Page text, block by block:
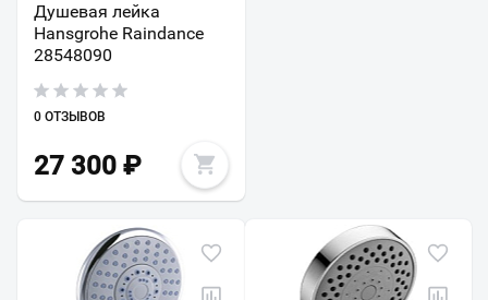
Душевая лейка
Hansgrohe Raindance
28548090
0 ОТЗЫВОВ
27 300 ₽